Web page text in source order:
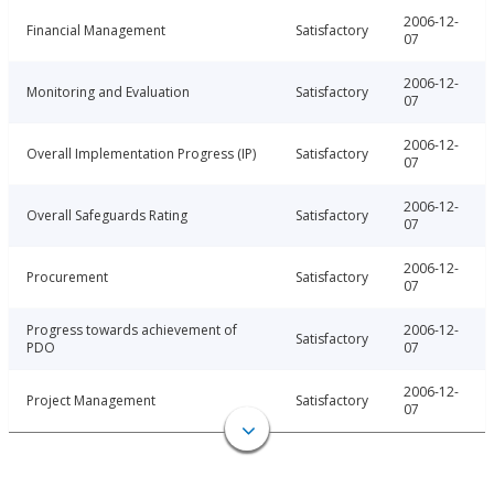
Financial Management Satisfactory
2006-12-
07
Monitoring and Evaluation Satisfactory
2006-12-
07
Overall Implementation Progress (IP) Satisfactory
2006-12-
07
Overall Safeguards Rating Satisfactory
2006-12-
07
Procurement Satisfactory
2006-12-
07
Progress towards achievement of
PDO
Satisfactory
2006-12-
07
Project Management Satisfactory
2006-12-
07